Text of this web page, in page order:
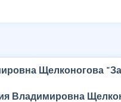
Щелконогова
Владимировна